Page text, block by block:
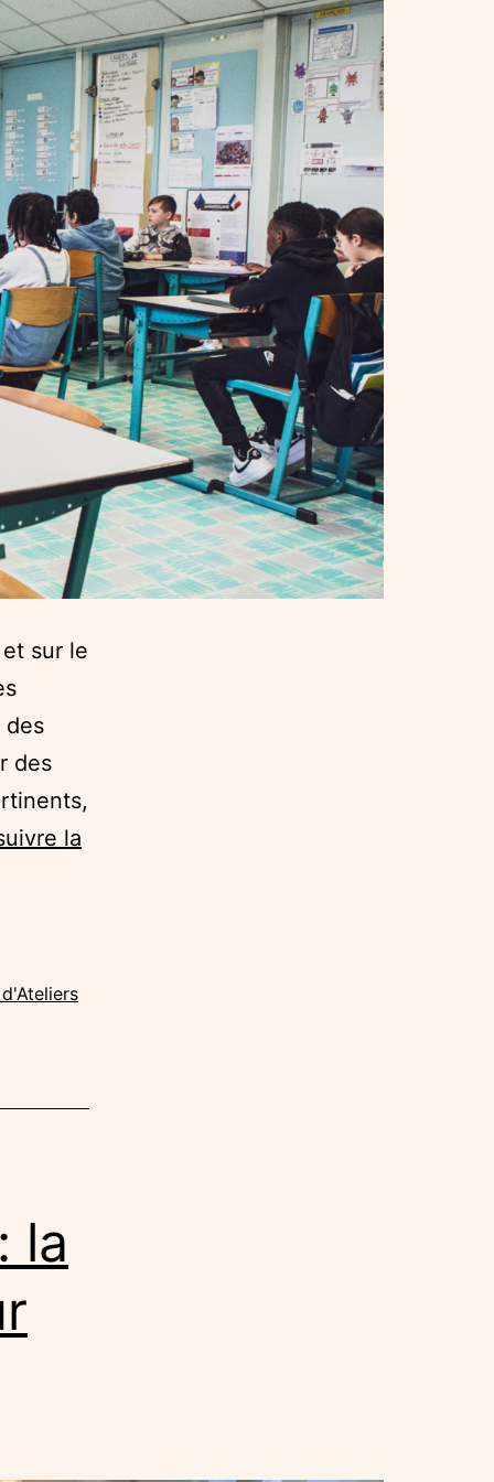
sur le
des
des
la
la